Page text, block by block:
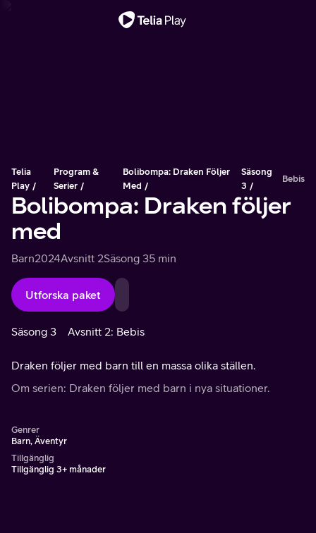
Telia
Play
Program &
Serier
Bolibompa: Draken Följer
Med
Säsong
3
Bebis
Bolibompa: Draken följer
med
Barn2024Avsnitt 2Säsong 35 min
Utforska paket
Säsong 3 Avsnitt 2: Bebis
Draken följer med barn till en massa olika ställen.
Om serien: Draken följer med barn i nya situationer.
Genrer
Barn, Äventyr
Tillgänglig
Tillgänglig 3+ månader